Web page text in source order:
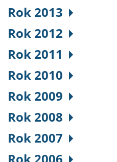
Rok 2013
Rok 2012
Rok 2011
Rok 2010
Rok 2009
Rok 2008
Rok 2007
Rok 2006